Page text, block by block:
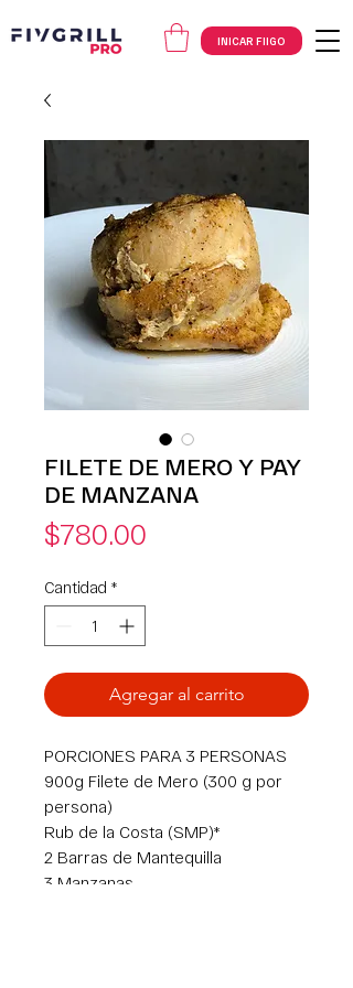
INICAR FIIGO
FILETE DE MERO Y PAY
DE MANZANA
$780.00
Cantidad *
Agregar al carrito
PORCIONES PARA 3 PERSONAS
900g Filete de Mero (300 g por
persona)
Rub de la Costa (SMP)*
2 Barras de Mantequilla
3 Manzanas